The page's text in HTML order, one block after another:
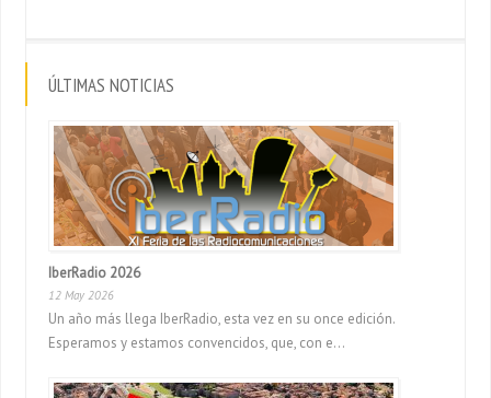
ÚLTIMAS NOTICIAS
IberRadio 2026
12 May 2026
Un año más llega IberRadio, esta vez en su once edición.
Esperamos y estamos convencidos, que, con e...